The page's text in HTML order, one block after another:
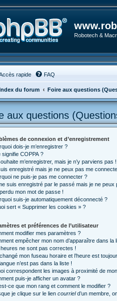
Robotech &
rapide FAQ
du forum Foire aux questions
aux questions
de connexion et d’enregistrement
dois-je m’enregistrer ?
signifie COPPA ?
m’enregistrer, mais je n’y parviens pas !
enregistré mais je ne peux pas me
ne puis-je pas me connecter ?
suis enregistré par le passé mais je ne peux
perdu mon mot de passe !
suis-je automatiquement déconnecté ?
sert « Supprimer les cookies » ?
et préférences de l’utilisateur
modifier mes paramètres ?
empêcher mon nom d’apparaître dans
ne sont pas correctes !
changé mon fuseau horaire et l’heure est
n’est pas dans la liste !
correspondent les images à proximité de
puis-je afficher un avatar ?
ce que mon rang et comment le modifier ?
je clique sur le lien courrield’un membre,